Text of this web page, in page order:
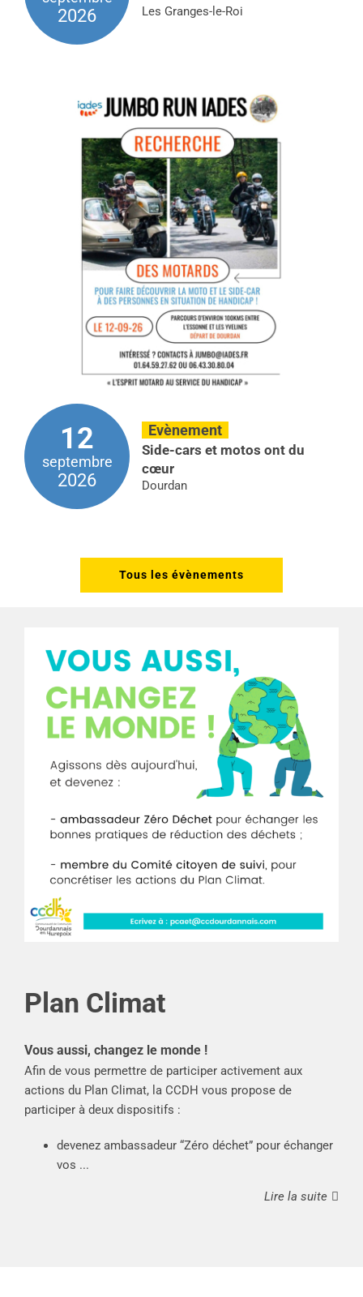
2026 Les Granges-le-Roi
12
septembre
2026
Evènement
Side-cars et motos ont du
cœur
Dourdan
Tous les évènements
Plan Climat
Vous aussi, changez le monde !
Afin de vous permettre de participer activement aux
actions du Plan Climat, la CCDH vous propose de
participer à deux dispositifs :
devenez ambassadeur “Zéro déchet” pour échanger
vos ...
Lire la suite